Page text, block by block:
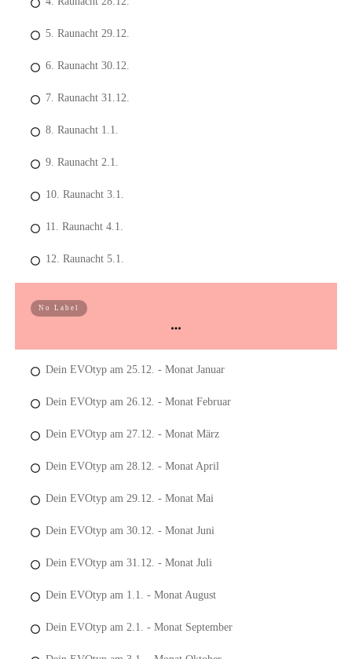
5. Raunacht 29.12.
6. Raunacht 30.12.
7. Raunacht 31.12.
8. Raunacht 1.1.
9. Raunacht 2.1.
10. Raunacht 3.1.
11. Raunacht 4.1.
12. Raunacht 5.1.
No Label
Dein EVOtyp am 25.12. - Monat Januar
Dein EVOtyp am 26.12. - Monat Februar
Dein EVOtyp am 27.12. - Monat März
Dein EVOtyp am 28.12. - Monat April
Dein EVOtyp am 29.12. - Monat Mai
Dein EVOtyp am 30.12. - Monat Juni
Dein EVOtyp am 31.12. - Monat Juli
Dein EVOtyp am 1.1. - Monat August
Dein EVOtyp am 2.1. - Monat September